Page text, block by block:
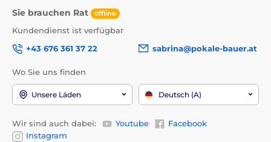
Sie brauchen Rat offline
Kundendienst ist verfügbar
+43 676 361 37 22
sabrina@pokale-bauer.at
Wo Sie uns finden
Unsere Läden Deutsch (A)
Wir sind auch dabei: Youtube
Facebook
Instagram